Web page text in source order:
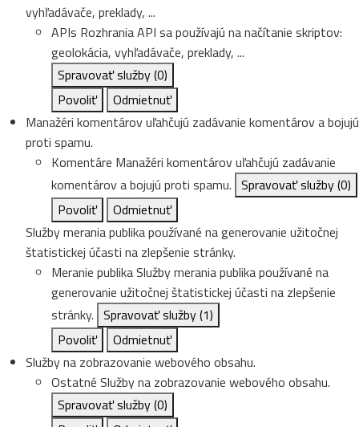
vyhľadávače, preklady, ...
APIs Rozhrania API sa používajú na načítanie skriptov:
geolokácia, vyhľadávače, preklady, ...
Spravovať služby(0)
Povoliť
Odmietnuť
Manažéri komentárov uľahčujú zadávanie komentárov a bojujú
proti spamu.
Komentáre Manažéri komentárov uľahčujú zadávanie
komentárov a bojujú proti spamu. Spravovať služby(0)
Povoliť
Odmietnuť
Služby merania publika používané na generovanie užitočnej
štatistickej účasti na zlepšenie stránky.
Meranie publikaSlužby merania publika používané na
generovanie užitočnej štatistickej účasti na zlepšenie
stránky. Spravovať služby(1)
Povoliť
Odmietnuť
Služby na zobrazovanie webového obsahu.
Ostatné Služby na zobrazovanie webového obsahu.
Spravovať služby(0)